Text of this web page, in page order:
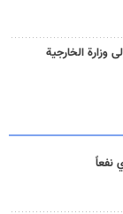
وزارة الخارجية
نفعاً